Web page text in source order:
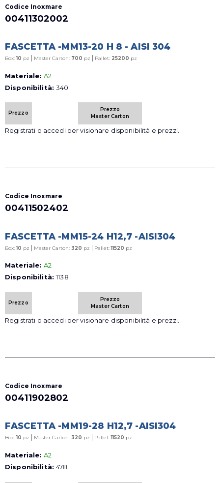
Codice Inoxmare
00411302002
FASCETTA -MM13-20 H 8 - AISI 304
Box:10 pz | Master Carton: 700 pz | Pallet: 25200 pz
Materiale: A2
Disponibilità:340
Prezzo
Prezzo
Master Carton
Registrati o accedi per visionare disponibilità e prezzi.
Codice Inoxmare
00411502402
FASCETTA -MM15-24 H12,7 -AISI304
Box:10 pz | Master Carton: 320 pz | Pallet:11520 pz
Materiale: A2
Disponibilità:1138
Prezzo
Prezzo
Master Carton
Registrati o accedi per visionare disponibilità e prezzi.
Codice Inoxmare
00411902802
FASCETTA -MM19-28 H12,7 -AISI304
Box:10 pz | Master Carton: 320 pz | Pallet:11520 pz
Materiale: A2
Disponibilità:478